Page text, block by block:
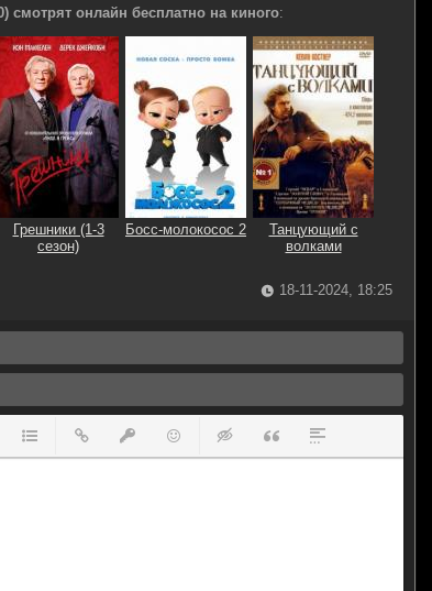
онлайн бесплатно на киного:
Грешники (1-3
сезон)
Босс-молокосос 2
Танцующий с
волками
18-11-2024, 18:25
список
Маркированный список
Вставить ссылку
Вставить защищенную ссылку
Вставить смайлик
Вставка скрытого текста
Вставка цитаты
Вставка спойлера